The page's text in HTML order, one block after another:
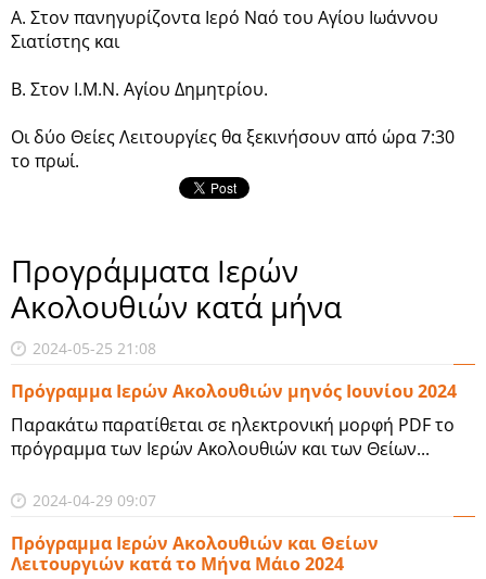
Α. Στον πανηγυρίζοντα Ιερό Ναό του Αγίου Ιωάννου
Σιατίστης και
Β. Στον Ι.Μ.Ν. Αγίου Δημητρίου.
Οι δύο Θείες Λειτουργίες θα ξεκινήσουν από ώρα 7:30
το πρωί.
Προγράμματα Ιερών
Ακολουθιών κατά μήνα
2024-05-25 21:08
Πρόγραμμα Ιερών Ακολουθιών μηνός Ιουνίου 2024
Παρακάτω παρατίθεται σε ηλεκτρονική μορφή PDF το
πρόγραμμα των Ιερών Ακολουθιών και των Θείων...
2024-04-29 09:07
Πρόγραμμα Ιερών Ακολουθιών και Θείων
Λειτουργιών κατά το Μήνα Μάιο 2024